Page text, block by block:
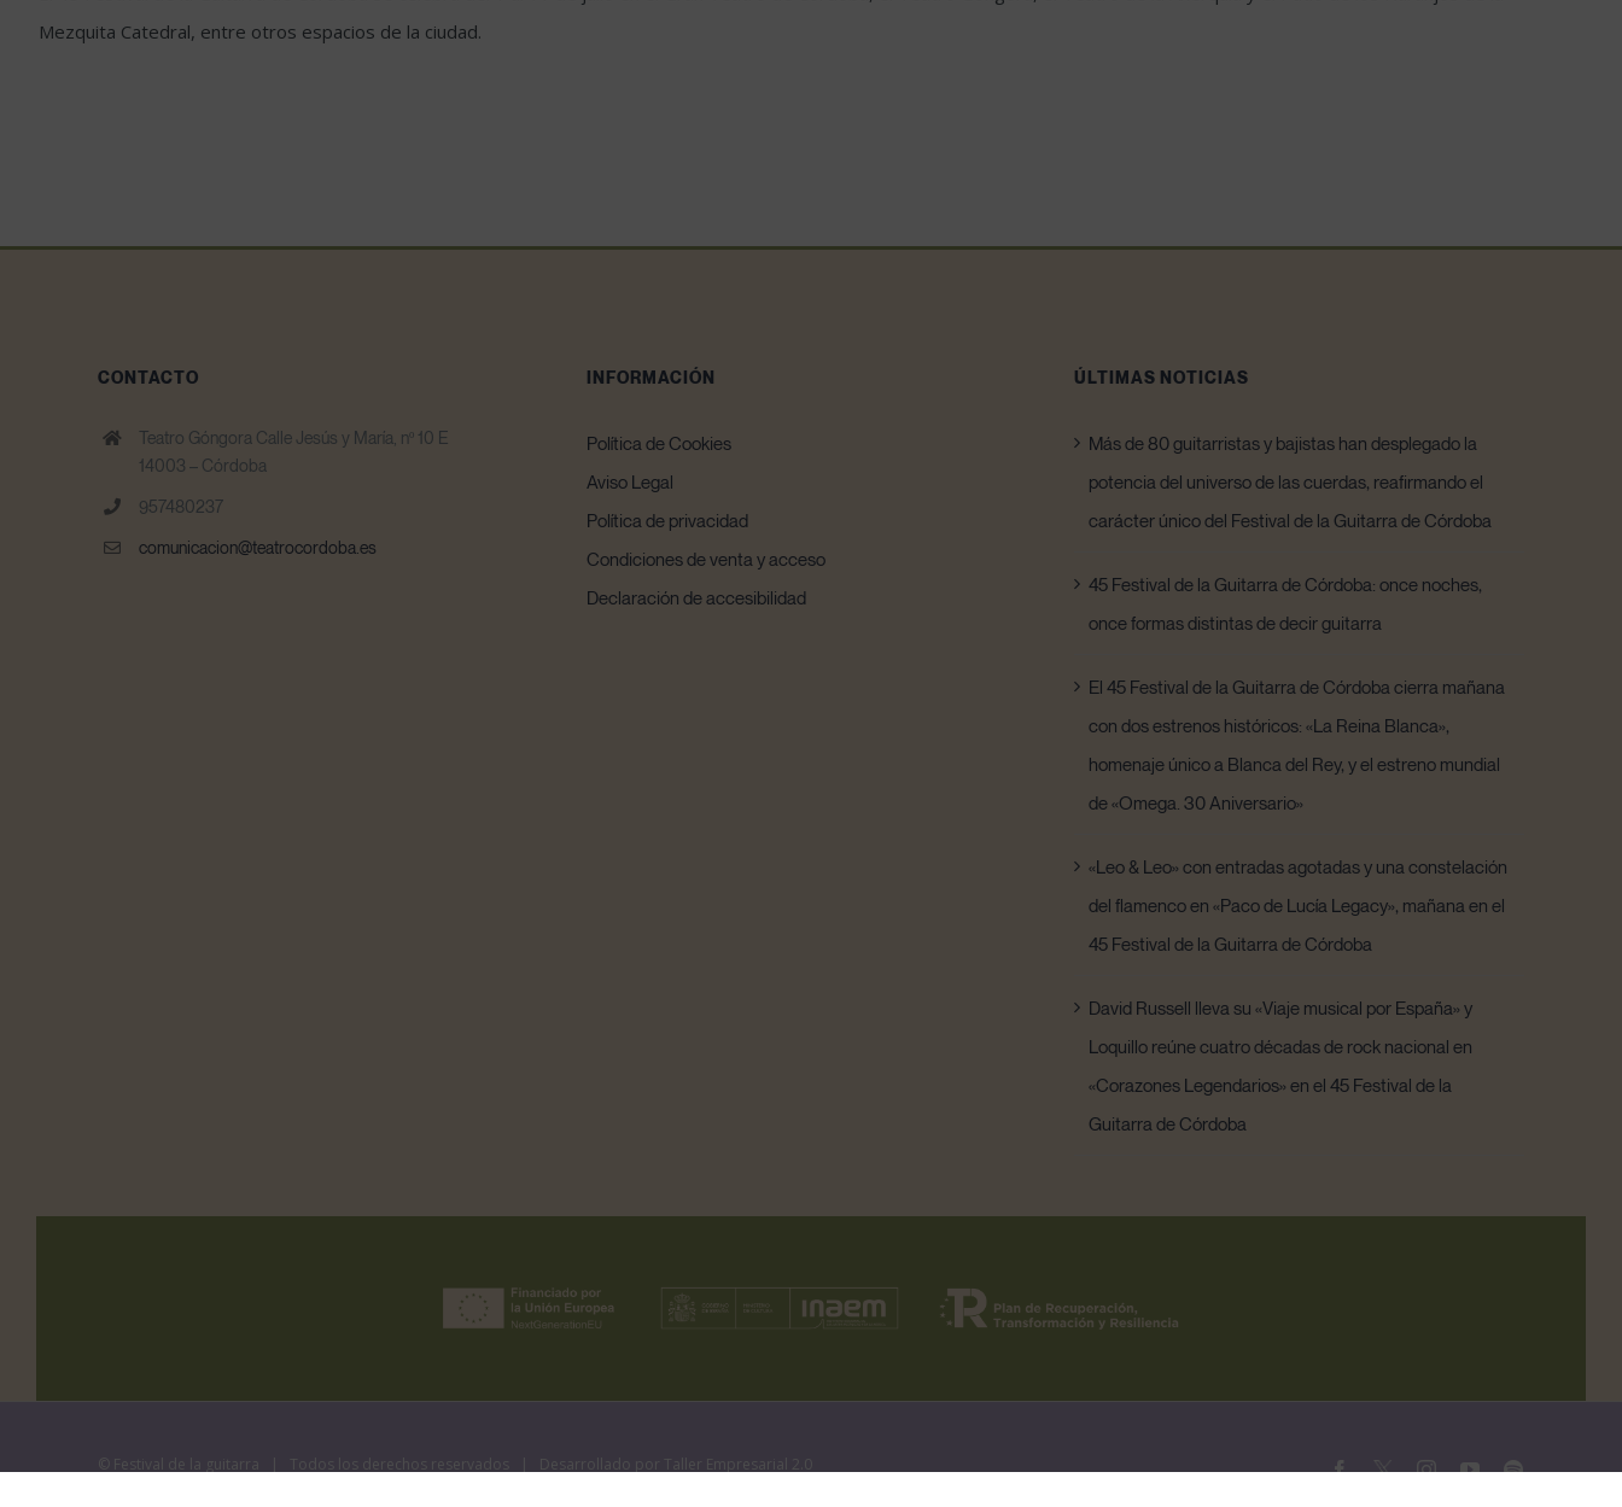
Mezquita Catedral, entre otros espacios de la ciudad.
CONTACTO
Teatro Góngora Calle Jesús y María, nº 10 E
14003 – Córdoba
957480237
comunicacion@teatrocordoba.es
INFORMACIÓN
Política de Cookies
Aviso Legal
Política de privacidad
Condiciones de venta y acceso
Declaración de accesibilidad
ÚLTIMAS NOTICIAS
Más de 80 guitarristas y bajistas han desplegado la
potencia del universo de las cuerdas, reafirmando el
carácter único del Festival de la Guitarra de Córdoba
45 Festival de la Guitarra de Córdoba: once noches,
once formas distintas de decir guitarra
El 45 Festival de la Guitarra de Córdoba cierra mañana
con dos estrenos históricos: «La Reina Blanca»,
homenaje único a Blanca del Rey, y el estreno mundial
de «Omega. 30 Aniversario»
«Leo & Leo» con entradas agotadas y una constelación
del flamenco en «Paco de Lucía Legacy», mañana en el
45 Festival de la Guitarra de Córdoba
David Russell lleva su «Viaje musical por España» y
Loquillo reúne cuatro décadas de rock nacional en
«Corazones Legendarios» en el 45 Festival de la
Guitarra de Córdoba
© Festival de la guitarra | Todos los derechos reservados | Desarrollado por Taller Empresarial 2.0 Facebook
X InstagramYouTubeSpotify